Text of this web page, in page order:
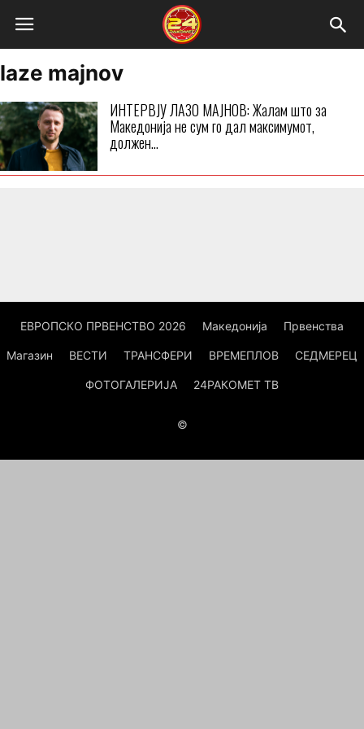
laze majnov
ИНТЕРВЈУ ЛАЗО МАЈНОВ: Жалам што за
Македонија не сум го дал максимумот,
должен...
ЕВРОПСКО ПРВЕНСТВО 2026 Македонија Првенства
Магазин ВЕСТИ ТРАНСФЕРИ ВРЕМЕПЛОВ СЕДМЕРЕЦ
ФОТОГАЛЕРИЈА 24РАКОМЕТ ТВ
©